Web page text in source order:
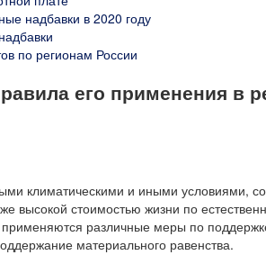
надбавки в 2020 году
по регионам России
его применения в
климатическими и иными условиями,
высокой стоимостью жизни по
различные меры по
материального равенства.